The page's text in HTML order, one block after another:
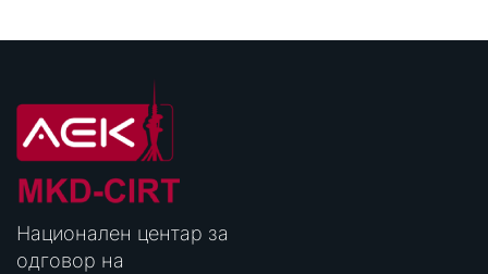
Национален центар за
одговор на